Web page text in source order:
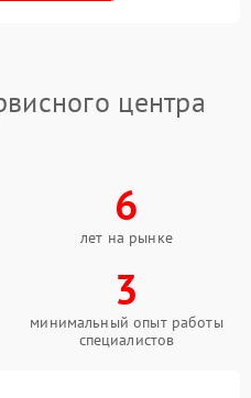
центра
6
лет на рынке
3
минимальный опыт работы
специалистов